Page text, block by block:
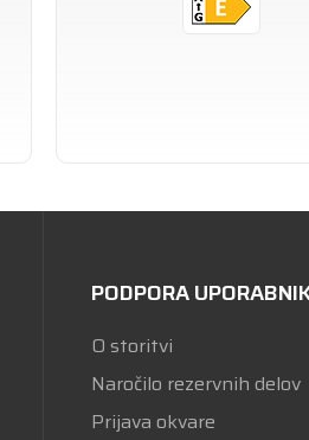
PODPORA
O storitvi
Naročilo rezervnih delov
Prijava okvare